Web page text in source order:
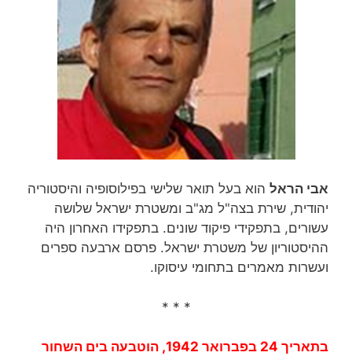
אבי הראל הוא בעל תואר שלישי בפילוסופיה והיסטוריה
יהודית, שירת בצה"ל מג"ב ומשטרת ישראל שלושה
עשורים, בתפקידי פיקוד שונים. בתפקידו האחרון היה
ההיסטוריון של משטרת ישראל. פרסם ארבעה ספרים
ועשרות מאמרים בתחומי עיסוקו.
* * *
בתאריך 24 בפברואר 1942, הוטבעה בים השחור